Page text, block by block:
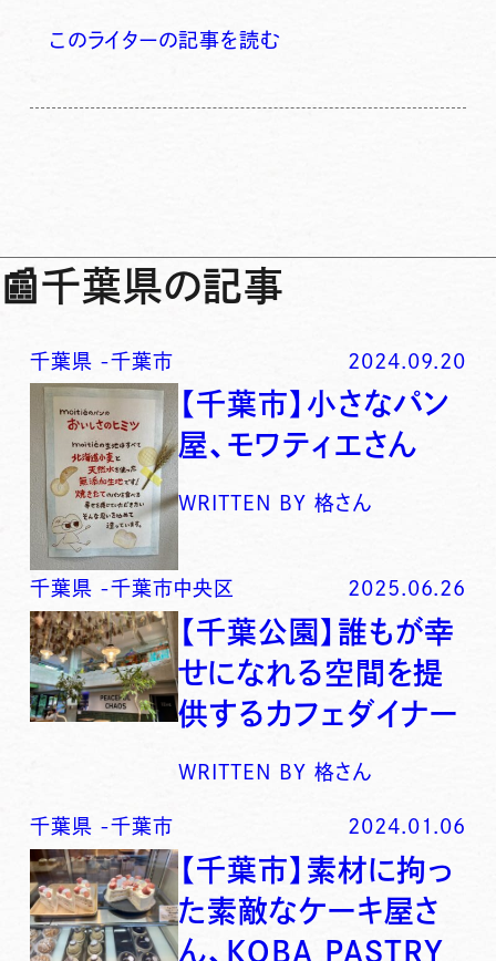
このライターの記事を読む
📰千葉県の記事
千葉県 -千葉市 2024.09.20
【千葉市】小さなパン
屋、モワティエさん
WRITTEN BY 格さん
千葉県 -千葉市中央区 2025.06.26
【千葉公園】誰もが幸
せになれる空間を提
供するカフェダイナー
WRITTEN BY 格さん
千葉県 -千葉市 2024.01.06
【千葉市】素材に拘っ
た素敵なケーキ屋さ
ん、KOBA PASTRY